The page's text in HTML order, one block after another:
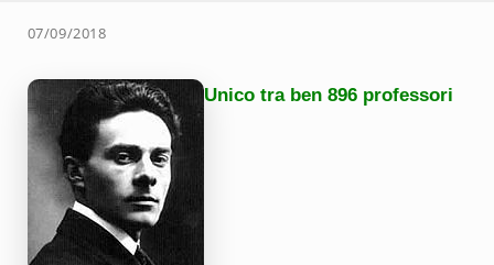
07/09/2018
Unico tra ben 896 professori